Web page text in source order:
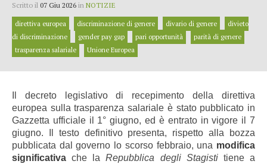
Scritto il 07 Giu 2026 in NOTIZIE
direttiva europea discriminazione di genere divario di genere
divieto
di discriminazione
gender pay gap pari opportunità
parità di genere
trasparenza salariale
Unione Europea
Il decreto legislativo di recepimento della direttiva
europea sulla trasparenza salariale è stato pubblicato in
Gazzetta ufficiale il 1° giugno, ed è entrato in vigore il 7
giugno. Il testo definitivo presenta, rispetto alla bozza
pubblicata dal governo lo scorso febbraio, una modifica
significativa che laRepubblica degli Stagistitiene a